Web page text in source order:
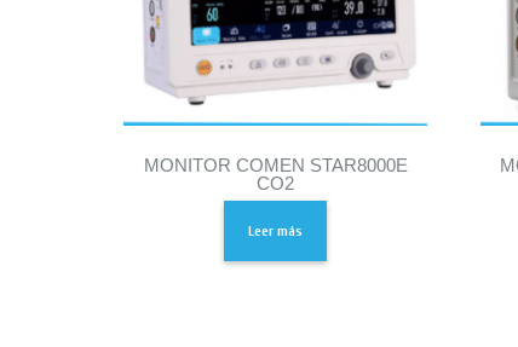
MONITOR COMEN STAR8000E
CO2
Leer más